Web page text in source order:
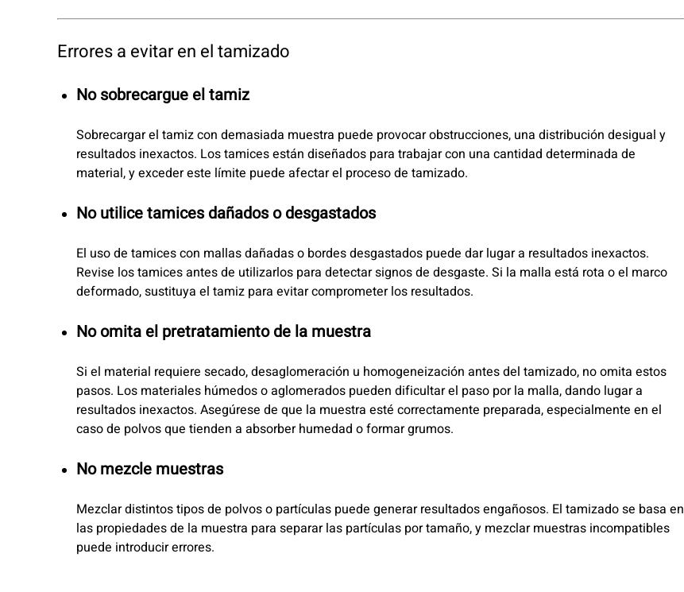
Errores a evitar en el tamizado
No sobrecargue el tamiz
Sobrecargar el tamiz con demasiada muestra puede provocar obstrucciones, una distribución desigual y
resultados inexactos. Los tamices están diseñados para trabajar con una cantidad determinada de
material, y exceder este límite puede afectar el proceso de tamizado.
No utilice tamices dañados o desgastados
El uso de tamices con mallas dañadas o bordes desgastados puede dar lugar a resultados inexactos.
Revise los tamices antes de utilizarlos para detectar signos de desgaste. Si la malla está rota o el marco
deformado, sustituya el tamiz para evitar comprometer los resultados.
No omita el pretratamiento de la muestra
Si el material requiere secado, desaglomeración u homogeneización antes del tamizado, no omita estos
pasos. Los materiales húmedos o aglomerados pueden dificultar el paso por la malla, dando lugar a
resultados inexactos. Asegúrese de que la muestra esté correctamente preparada, especialmente en el
caso de polvos que tienden a absorber humedad o formar grumos.
No mezcle muestras
Mezclar distintos tipos de polvos o partículas puede generar resultados engañosos. El tamizado se basa en
las propiedades de la muestra para separar las partículas por tamaño, y mezclar muestras incompatibles
puede introducir errores.